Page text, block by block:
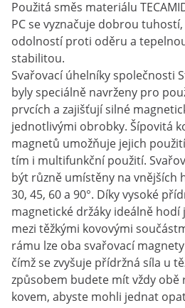
Použitá směs materiálu
PC se vyznačuje dobrou
odolností proti oděru a
stabilitou.
Svařovací úhelníky společnosti
byly speciálně navrženy pro
prvcích a zajišťují silné
jednotlivými obrobky. Šípovitá
magnetů umožňuje jejich
tím i multifunkční použití.
být různě umístěny na vnějších
30, 45, 60 a 90°. Díky vysoké
magnetické držáky ideálně hodí
mezi těžkými kovovými
rámu lze oba svařovací
čímž se zvyšuje přídržná síla u
způsobem budete mít vždy obě
kovem, abyste mohli jednat